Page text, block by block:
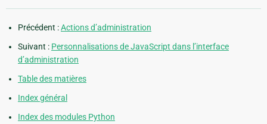
Précédent :Actions d’administration
Suivant : Personnalisations de JavaScript dans l’interface
d’administration
Table des matières
Index général
Index des modules Python